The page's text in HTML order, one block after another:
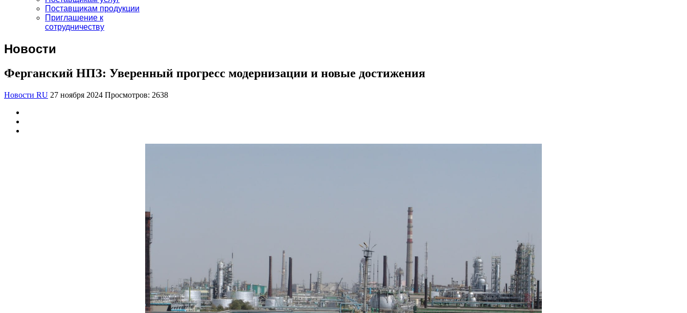
Поставщикам продукции
Приглашение к
сотрудничеству
Новости
Ферганский НПЗ: Уверенный прогресс модернизации и новые достижения
Новости RU 27 ноября 2024 Просмотров: 2638